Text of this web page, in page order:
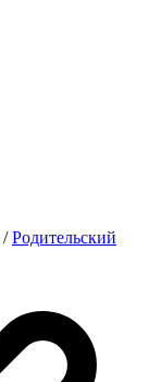
/ Родительский